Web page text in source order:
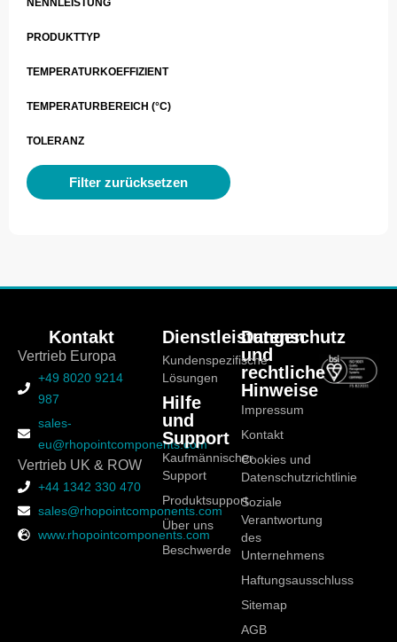
PRODUKTTYP
TEMPERATURKOEFFIZIENT
TEMPERATURBEREICH (°C)
TOLERANZ
Filter zurücksetzen
Kontakt
Vertrieb Europa
+49 8020 9214
987
sales-
eu@rhopointcomponents.com
Vertrieb UK & ROW
+44 1342 330 470
sales@rhopointcomponents.com
www.rhopointcomponents.com
Dienstleistungen
Kundenspezifische
Lösungen
Hilfe
und
Support
Kaufmännischer
Support
Produktsupport
Über uns
Beschwerde
Datenschutz
und
rechtliche
Hinweise
Impressum
Kontakt
Cookies und
Datenschutzrichtlinie
Soziale
Verantwortung
des
Unternehmens
Haftungsausschluss
Sitemap
AGB